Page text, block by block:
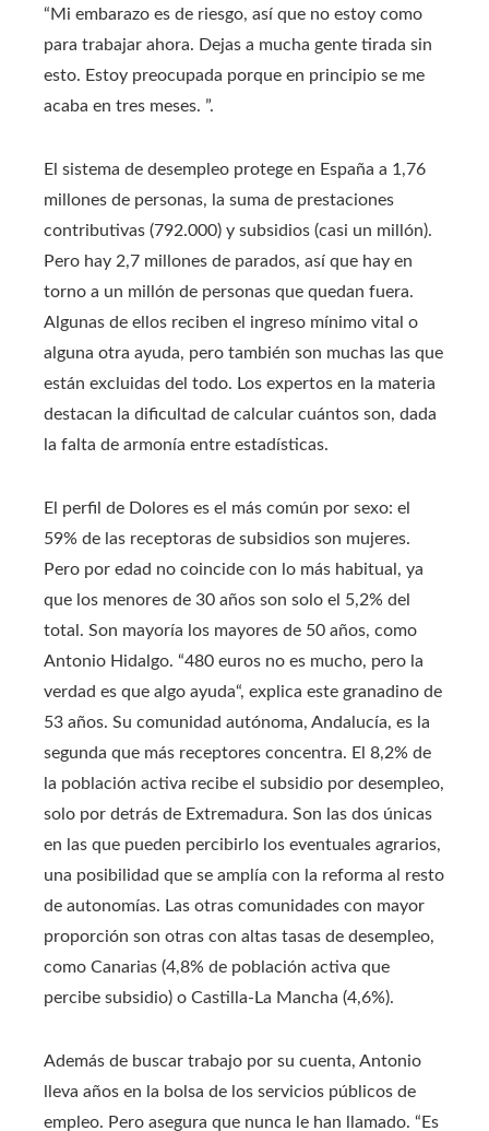
“Mi embarazo es de riesgo, así que no estoy como
para trabajar ahora. Dejas a mucha gente tirada sin
esto. Estoy preocupada porque en principio se me
acaba en tres meses. ”.
El sistema de desempleo protege en España a 1,76
millones de personas, la suma de prestaciones
contributivas (792.000) y subsidios (casi un millón).
Pero hay 2,7 millones de parados, así que hay en
torno a un millón de personas que quedan fuera.
Algunas de ellos reciben el ingreso mínimo vital o
alguna otra ayuda, pero también son muchas las que
están excluidas del todo. Los expertos en la materia
destacan la dificultad de calcular cuántos son, dada
la falta de armonía entre estadísticas.
El perfil de Dolores es el más común por sexo: el
59% de las receptoras de subsidios son mujeres.
Pero por edad no coincide con lo más habitual, ya
que los menores de 30 años son solo el 5,2% del
total. Son mayoría los mayores de 50 años, como
Antonio Hidalgo. “480 euros no es mucho, pero la
verdad es que algo ayuda“, explica este granadino de
53 años. Su comunidad autónoma, Andalucía, es la
segunda que más receptores concentra. El 8,2% de
la población activa recibe el subsidio por desempleo,
solo por detrás de Extremadura. Son las dos únicas
en las que pueden percibirlo los eventuales agrarios,
una posibilidad que se amplía con la reforma al resto
de autonomías. Las otras comunidades con mayor
proporción son otras con altas tasas de desempleo,
como Canarias (4,8% de población activa que
percibe subsidio) o Castilla-La Mancha (4,6%).
Además de buscar trabajo por su cuenta, Antonio
lleva años en la bolsa de los servicios públicos de
empleo. Pero asegura que nunca le han llamado. “Es